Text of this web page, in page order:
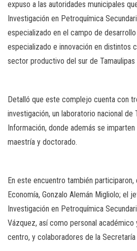
expuso a las autoridades municipales
Investigación en Petroquímica
especializado en el campo de
especializado e innovación en distintos
sector productivo del sur de Tamaulipas
Detalló que este complejo cuenta con
investigación, un laboratorio nacional de
Información, donde además se
maestría y doctorado.
En este encuentro también
Economía, Gonzalo Alemán Migliolo; el
Investigación en Petroquímica
Vázquez, así como personal
centro, y colaboradores de la